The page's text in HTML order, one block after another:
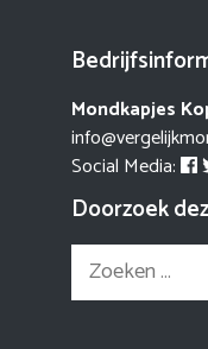
Mondkapjes
Social Media:
Doorzoek
Zoek
naar: